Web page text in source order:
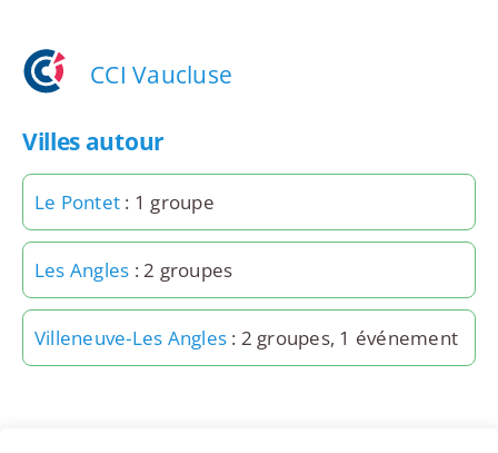
CCI Vaucluse
Villes autour
Le Pontet : 1 groupe
Les Angles : 2 groupes
Villeneuve-Les Angles : 2 groupes, 1 événement